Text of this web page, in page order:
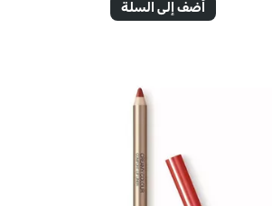
أضف إلى السلة